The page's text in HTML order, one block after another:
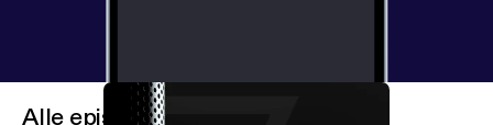
Alle episoder